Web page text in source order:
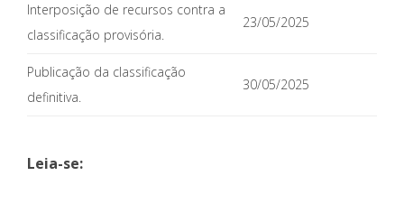
Interposição de recursos contra a
classificação provisória.
23/05/2025
Publicação da classificação
definitiva.
30/05/2025
Leia-se: